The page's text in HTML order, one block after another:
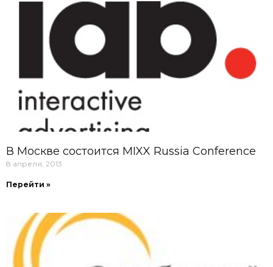
В Москве состоится MIXX Russia Conference
8 апреля, 2013
Перейти »